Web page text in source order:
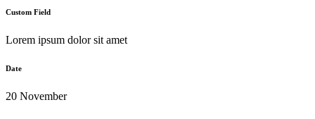
Custom Field
Lorem ipsum dolor sit amet
Date
20 November